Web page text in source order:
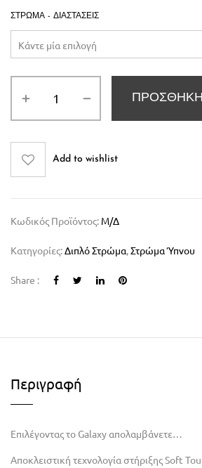
ΣΤΡΏΜΑ - ΔΙΑΣΤΆΣΕΙΣ
Add to wishlist
Κωδικός Προϊόντος: Μ/Δ
Κατηγορίες:Διπλό Στρώμα,Στρώμα Ύπνου
Share :
Περιγραφή
Επιλέγοντας το Galaxy απολαμβάνετε…
Αποκλειστική τεχνολογία στήριξης Soft